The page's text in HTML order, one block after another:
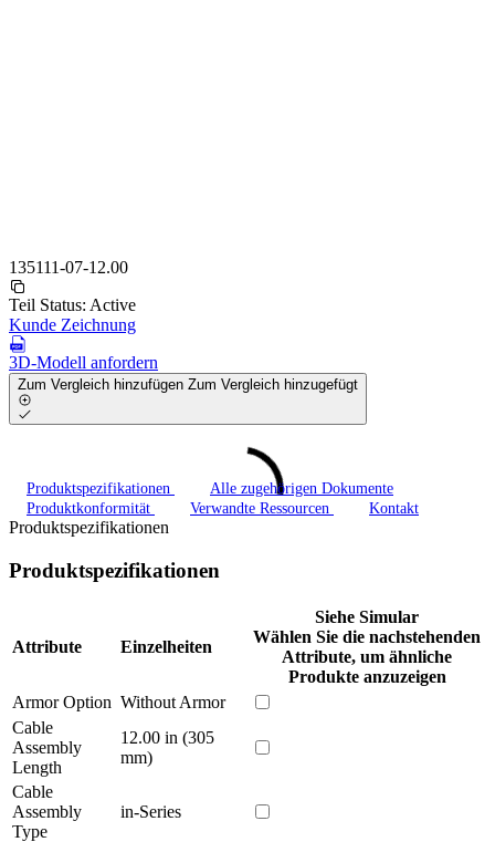
135111-07-12.00
Teil Status: Active
Kunde Zeichnung
3D-Modell anfordern
Zum Vergleich hinzufügen Zum Vergleich hinzugefügt
Produktspezifikationen
Alle zugehörigen Dokumente
Produktkonformität
Verwandte Ressourcen Kontakt
Produktspezifikationen
Produktspezifikationen
Attribute Einzelheiten
Siehe Simular
Wählen Sie die nachstehenden
Attribute, um ähnliche
Produkte anzuzeigen
Armor Option Without Armor
Cable
Assembly
Length
12.00 in (305
mm)
Cable
Assembly
Type
in-Series